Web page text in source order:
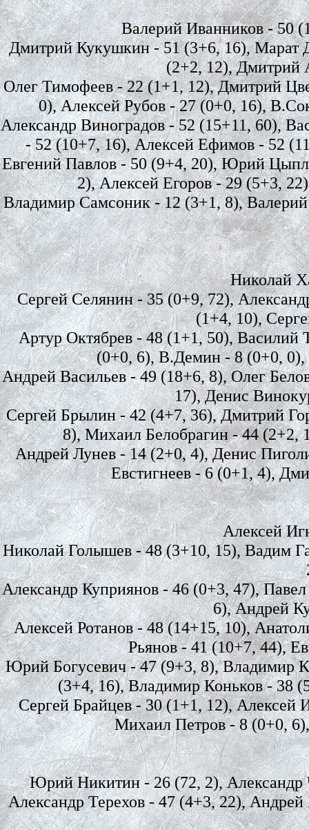
Валерий Иванников - 50
Дмитрий Кукушкин - 51 (3+6, 16), Марат
(2+2, 12), Дмитрий
Олег Тимофеев - 22 (1+1, 12), Дмитрий
0), Алексей Рубов - 27 (0+0, 16),
Александр Виноградов - 52 (15+11, 60),
- 52 (10+7, 16), Алексей Ефимов - 52
Евгений Павлов - 50 (9+4, 20), Юрий
2), Алексей Егоров - 29 (5+3,
Владимир Самсоник - 12 (3+1, 8),
Николай
Сергей Селянин - 35 (0+9, 72),
(1+4, 10),
Артур Октябрев - 48 (1+1, 50),
(0+0, 6), В.Демин - 8 (0+0, 0),
Андрей Васильев - 49 (18+6, 8), Олег
17), Денис
Сергей Брылин - 42 (4+7, 36), Дмитрий
8), Михаил Белобрагин - 44 (2+2,
Андрей Лунев - 14 (2+0, 4), Денис
Евстигнеев - 6 (0+1, 4),
Алексей
Николай Голышев - 48 (3+10, 15), Вадим
Александр Куприянов - 46 (0+3, 47),
6), Андрей
Алексей Ротанов - 48 (14+15, 10),
Рьянов - 41 (10+7, 44),
Юрий Богусевич - 47 (9+3, 8), Владимир
(3+4, 16), Владимир Коньков - 38
Сергей Брайцев - 30 (1+1, 12),
Михаил Петров - 8 (0+0,
Юрий Никитин - 26 (72, 2), Александр
Александр Терехов - 47 (4+3, 22),